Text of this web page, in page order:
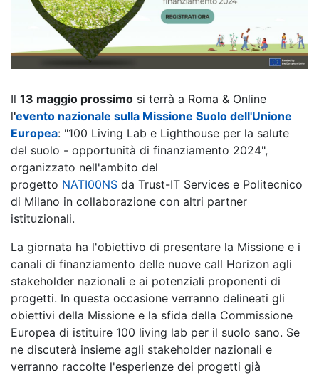
Il 13 maggio prossimo si terrà a Roma & Online
l'evento nazionale sulla Missione Suolo dell'Unione
Europea: "100 Living Lab e Lighthouse per la salute
del suolo - opportunità di finanziamento 2024",
organizzato nell'ambito del
progetto NATI00NS da Trust-IT Services e Politecnico
di Milano in collaborazione con altri partner
istituzionali.
La giornata ha l'obiettivo di presentare la Missione e i
canali di finanziamento delle nuove call Horizon agli
stakeholder nazionali e ai potenziali proponenti di
progetti. In questa occasione verranno delineati gli
obiettivi della Missione e la sfida della Commissione
Europea di istituire 100 living lab per il suolo sano. Se
ne discuterà insieme agli stakeholder nazionali e
verranno raccolte l'esperienze dei progetti già